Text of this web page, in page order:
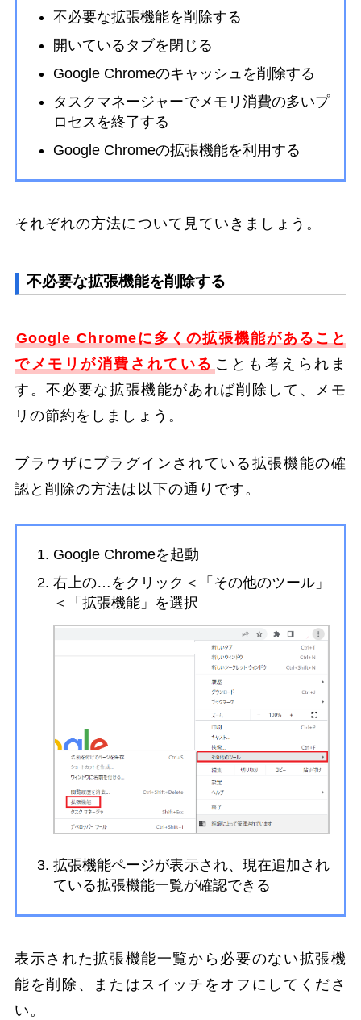
不必要な拡張機能を削除する
開いているタブを閉じる
Google Chromeのキャッシュを削除する
タスクマネージャーでメモリ消費の多いプ
ロセスを終了する
Google Chromeの拡張機能を利用する
それぞれの方法について見ていきましょう。
不必要な拡張機能を削除する
Google Chromeに多くの拡張機能があること
でメモリが消費されている ことも考えられま
す。不必要な拡張機能があれば削除して、メモ
リの節約をしましょう。
ブラウザにプラグインされている拡張機能の確
認と削除の方法は以下の通りです。
Google Chromeを起動
右上の…をクリック＜「その他のツール」
＜「拡張機能」を選択
拡張機能ページが表示され、現在追加され
ている拡張機能一覧が確認できる
表示された拡張機能一覧から必要のない拡張機
能を削除、またはスイッチをオフにしてくださ
い。